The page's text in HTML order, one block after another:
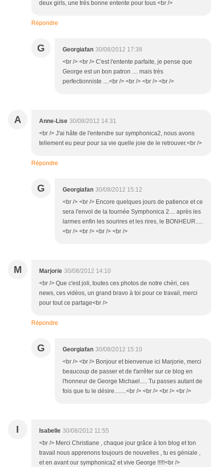
deux girls, une très bonne entente pour tous <br />
Répondre
G Georgiafan 30/08/2012 17:38
<br /> <br /> C'est l'entente parfaite, je pense que
George est un bon patron .... mais très
perfectionniste ....<br /> <br /> <br /> <br />
A Anne-Lise 30/08/2012 14:31
<br /> J'ai hâte de l'entendre sur symphonica2, nous avons
tellement eu peur pour sa vie quelle joie de le retrouver.<br />
Répondre
G Georgiafan 30/08/2012 15:12
<br /> <br /> Encore quelques jours de patience et ce
sera l'envol de la tournée Symphonica 2.... après les
larmes enfin les sourires et les rires, le BONHEUR.....
<br /> <br /> <br /> <br />
M Marjorie 30/08/2012 14:10
<br /> Que c'est joli, toutes ces photos de notre chéri, ces
news, ces vidéos, un grand bravo à toi pour ce travail, merci
pour tout ce partage<br />
Répondre
G Georgiafan 30/08/2012 15:10
<br /> <br /> Bonjour et bienvenue ici Marjorie, merci
beaucoup de passer et de t'arrêter sur ce blog en
l'honneur de George Michael..... Tu passes autant de
fois que tu le désire........<br /> <br /> <br /> <br />
I Isabelle 30/08/2012 11:55
<br /> Merci Christiane , chaque jour grâce à ton blog et ton
travail nous apprenons toujours de nouvelles , tu es géniale ,
et en avant our symphonica2 et vive George !!!!!<br />